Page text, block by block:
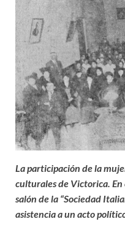
La participación de la
culturales de Victorica. En
salón de la “Sociedad
asistencia a un acto